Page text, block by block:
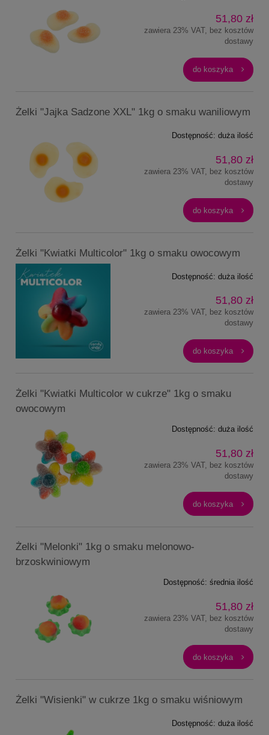
51,80 zł
zawiera 23% VAT, bez kosztów
dostawy
do koszyka
Żelki "Jajka Sadzone XXL" 1kg o smaku waniliowym
Dostępność: duża ilość
51,80 zł
zawiera 23% VAT, bez kosztów
dostawy
do koszyka
Żelki "Kwiatki Multicolor" 1kg o smaku owocowym
Dostępność: duża ilość
51,80 zł
zawiera 23% VAT, bez kosztów
dostawy
do koszyka
Żelki "Kwiatki Multicolor w cukrze" 1kg o smaku
owocowym
Dostępność: duża ilość
51,80 zł
zawiera 23% VAT, bez kosztów
dostawy
do koszyka
Żelki "Melonki" 1kg o smaku melonowo-
brzoskwiniowym
Dostępność: średnia ilość
51,80 zł
zawiera 23% VAT, bez kosztów
dostawy
do koszyka
Żelki "Wisienki" w cukrze 1kg o smaku wiśniowym
Dostępność: duża ilość